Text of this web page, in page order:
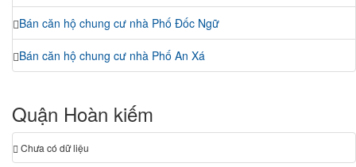
Bán căn hộ chung cư nhà Phố Đốc Ngữ
Bán căn hộ chung cư nhà Phố An Xá
Quận Hoàn kiếm
Chưa có dữ liệu